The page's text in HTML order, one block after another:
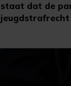
staat dat de